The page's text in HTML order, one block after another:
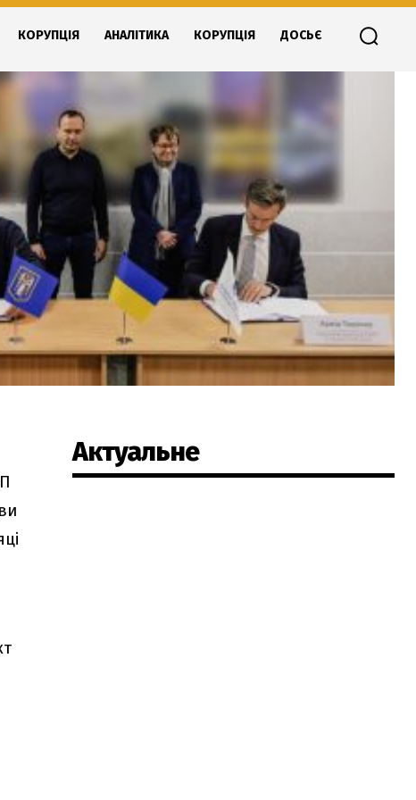
КОРУПЦІЯ АНАЛІТИКА КОРУПЦІЯ ДОСЬЄ
Актуальне